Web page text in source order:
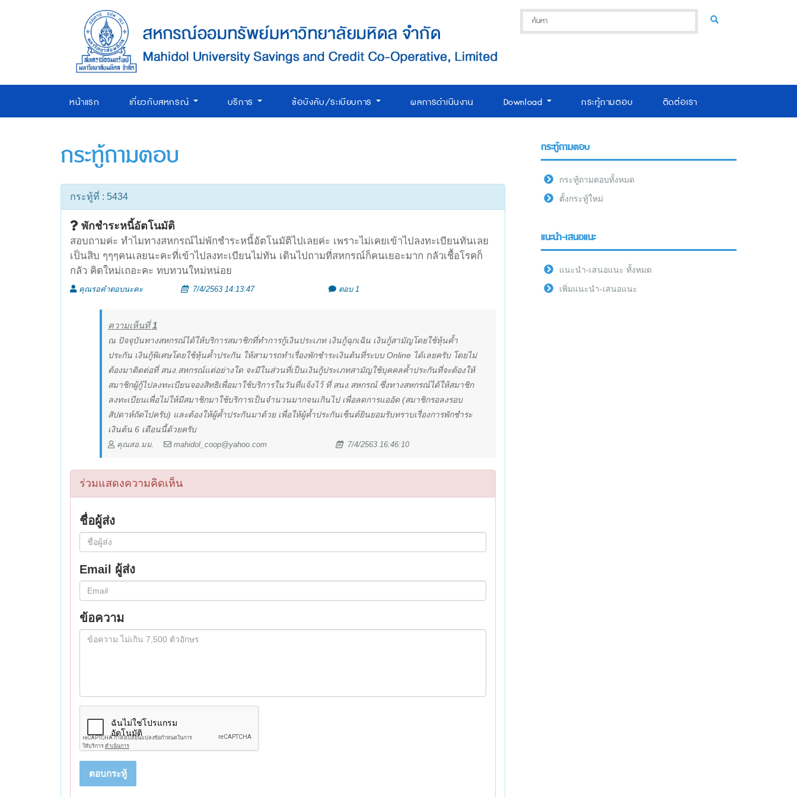
หน้าแรก เกี่ยวกับสหกรณ์ บริการ ข้อบังคับ/ระเบียบการ ผลการดำเนินงาน Download กระทู้ถามตอบ ติดต่อเรา
กระทู้ถามตอบ
กระทู้ที่ : 5434
พักชำระหนี้อัตโนมัติ
สอบถามค่ะ ทำไมทางสหกรณ์ไม่พักชำระหนี้อัตโนมัติไปเลยค่ะ เพราะไม่เคยเข้าไปลงทะเบียนทันเลย
เป็นสิบ ๆๆๆคนเลยนะคะที่เข้าไปลงทะเบียนไม่ทัน เดินไปถามที่สหกรณ์ก็คนเยอะมาก กลัวเชื้อโรคก็
กลัว คิดใหม่เถอะคะ ทบทวนใหม่หน่อย
คุณรอคำตอบนะคะ 7/4/2563 14:13:47 ตอบ 1
ความเห็นที่1
ณ ปัจจุบันทางสหกรณ์ได้ให้บริการสมาชิกที่ทำการกู้เงินประเภท เงินกู้ฉุกเฉิน เงินกู้สามัญโดยใช้หุ้นค้ำ
ประกัน เงินกู้พิเศษโดยใช้หุ้นค้ำประกัน ให้สามารถทำเรื่องพักชำระเงินต้นที่ระบบ Online ได้เลยครับ โดยไม่
ต้องมาติดต่อที่ สนง.สหกรณ์แต่อย่างใด จะมีในส่วนที่เป็นเงินกู้ประเภทสามัญใช้บุคคลค้ำประกันที่จะต้องให้
สมาชิกผู้กู้ไปลงทะเบียนจองสิทธิเพื่อมาใช้บริการในวันที่แจ้งไว้ ที่ สนง.สหกรณ์ ซึ่งทางสหกรณ์ได้ให้สมาชิก
ลงทะเบียนเพื่อไม่ให้มีสมาชิกมาใช้บริการเป็นจำนวนมากจนเกินไป เพื่อลดการแออัด (สมาชิกรอลงรอบ
สัปดาห์ถัดไปครับ) และต้องให้ผู้ค้ำประกันมาด้วย เพื่อให้ผู้ค้ำประกันเซ็นต์ยินยอมรับทราบเรื่องการพักชำระ
เงินต้น 6 เดือนนี้ด้วยครับ
คุณสอ.มม. mahidol_coop@yahoo.com 7/4/2563 16:46:10
ร่วมแสดงความคิดเห็น
ชื่อผู้ส่ง
Email ผู้ส่ง
ข้อความ
ตอบกระทู้
กระทู้ถามตอบ
กระทู้ถามตอบทั้งหมด
ตั้งกระทู้ใหม่
แนะนำ-เสนอแนะ
แนะนำ-เสนอแนะ ทั้งหมด
เพิ่มแนะนำ-เสนอแนะ